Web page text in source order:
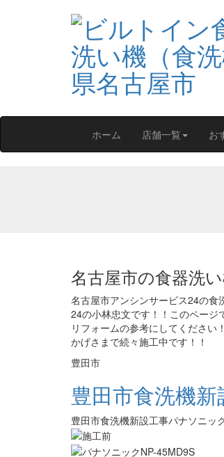
ホーム 店舗一覧 お
名古屋市の食器洗
名古屋市アンシンサービス24の食
24の小林忠文です！！このページ
リフォームの参考にしてくださ
かげさまで続々施工中です！！
豊田市
豊田市食洗機
豊田市食洗機新設工事パナソニ